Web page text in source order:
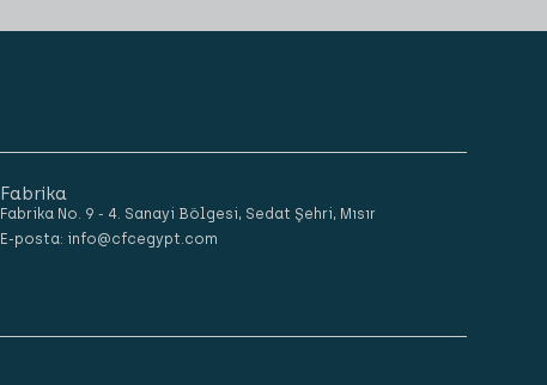
Fabrika
Fabrika No. 9 - 4. Sanayi Bölgesi, Sedat Şehri, Mısır
E-posta: info@cfcegypt.com